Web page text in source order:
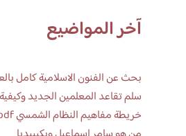
آخر المواضيع
بحث عن الفنون الاسلامية كامل
سلم تقاعد المعلمين الجديد
خريطة مفاهيم النظام الشمسي pdf